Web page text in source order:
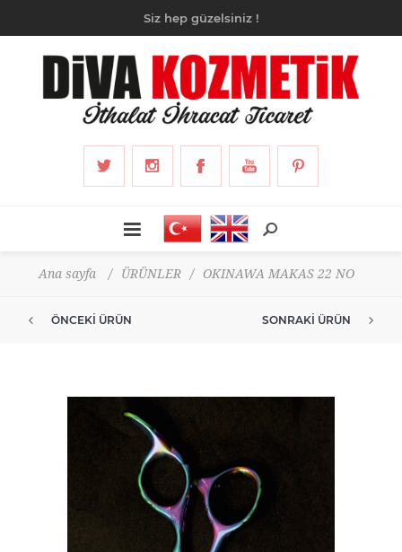
Siz hep güzelsiniz !
Ana sayfa / ÜRÜNLER / OKINAWA MAKAS 22 NO
ÖNCEKI ÜRÜN SONRAKI ÜRÜN